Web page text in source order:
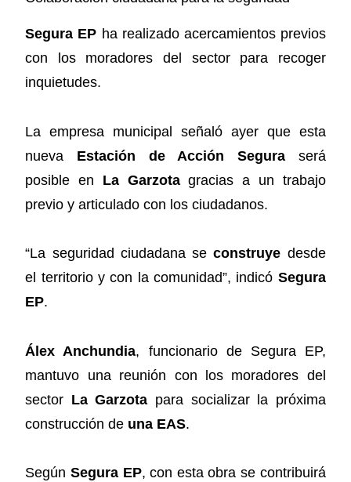
Segura EP ha realizado acercamientos previos
con los moradores del sector para recoger
inquietudes.
La empresa municipal señaló ayer que esta
nueva Estación de Acción Seguraserá
posible en La Garzotagracias a un trabajo
previo y articulado con los ciudadanos.
“La seguridad ciudadana seconstruye desde
el territorio y con la comunidad”, indicó Segura
EP.
Álex Anchundia, funcionario de Segura EP,
mantuvo una reunión con los moradores del
sector La Garzota para socializar la próxima
construcción de una EAS.
SegúnSegura EP, con esta obra se contribuirá